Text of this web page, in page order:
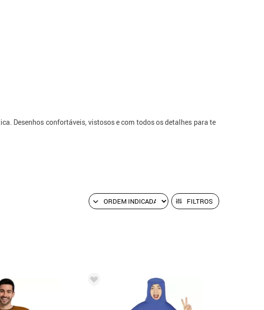
Desenhos confortáveis, vistosos e com todos os detalhes para te
FILTROS